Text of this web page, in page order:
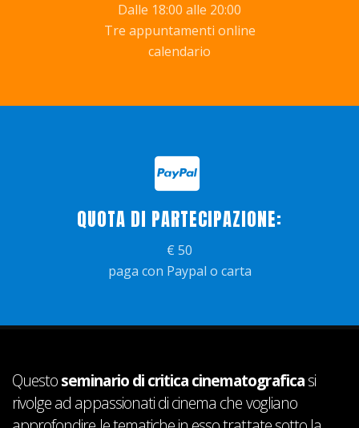
Dalle 18:00 alle 20:00
Tre appuntamenti online
calendario
QUOTA DI PARTECIPAZIONE:
€ 50
paga con Paypal o carta
Questoseminario di critica cinematograficasi
rivolge ad appassionati di cinema che vogliano